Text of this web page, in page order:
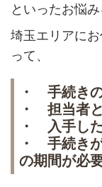
といったお悩
埼玉エリアに
って、
・ 手続き
・ 担当者
・ 入手し
・ 手続き
の期間が必